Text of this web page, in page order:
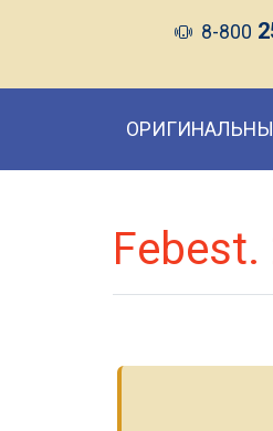
8-800
Febest.